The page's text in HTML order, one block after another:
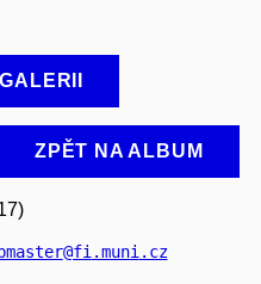
ZPĚT NA ALBUM
@fi.muni.cz